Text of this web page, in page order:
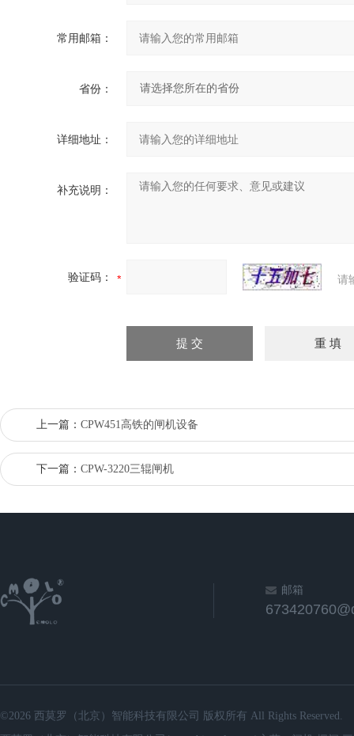
常用邮箱：
省份：
详细地址：
补充说明：
验证码： 请
上一篇： CPW451高铁的闸机设备
下一篇： CPW-3220三辊闸机
邮箱
©2026 西莫罗（北京）智能科技有限公司 版权所有 All Rights Reserved.